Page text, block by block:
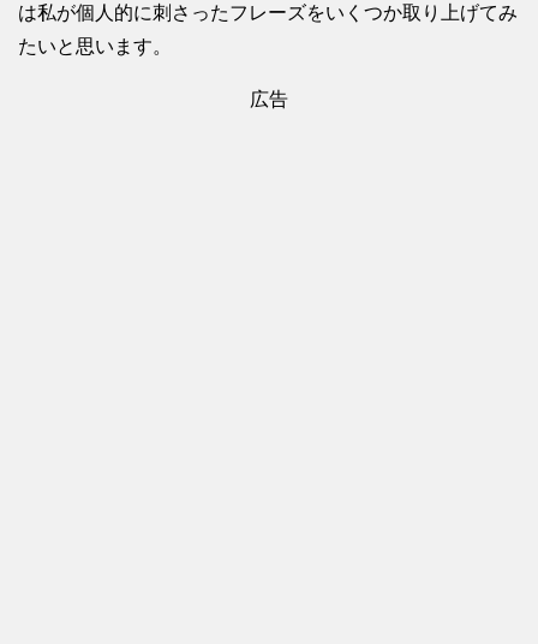
は私が個人的に刺さったフレーズをいくつか取り上げてみ
たいと思います。
広告